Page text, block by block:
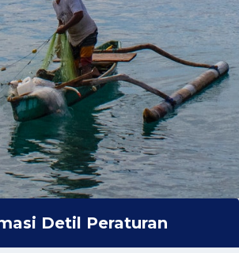
Detil Peraturan